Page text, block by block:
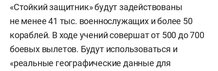
«Стойкий защитник» будут задействованы
не менее 41 тыс. военнослужащих и более 50
кораблей. В ходе учений совершат от 500 до 700
боевых вылетов. Будут использоваться и
«реальные географические данные для